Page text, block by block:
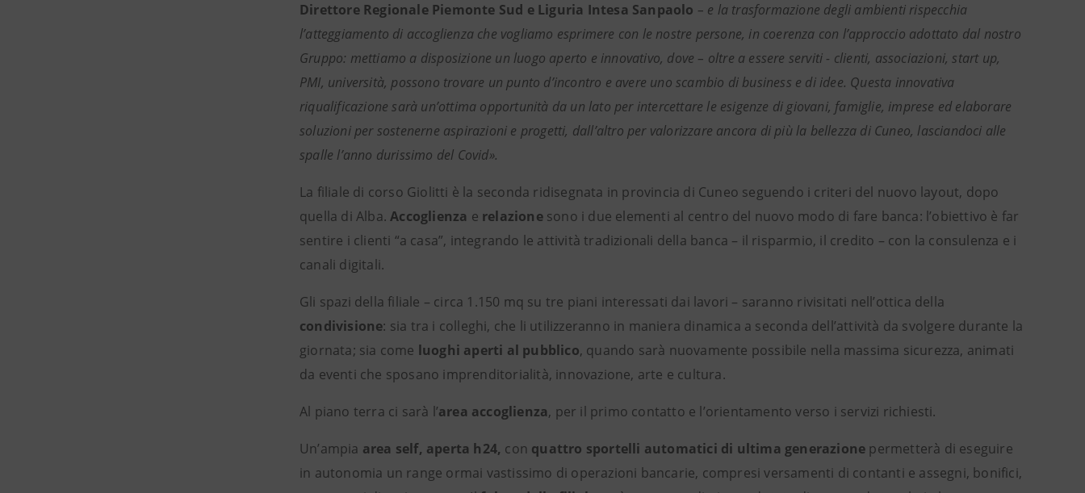
Direttore Regionale Piemonte Sud e Liguria Intesa Sanpaolo – e la trasformazione degli ambienti rispecchia
l’atteggiamento di accoglienza che vogliamo esprimere con le nostre persone, in coerenza con l’approccio adottato dal nostro
Gruppo: mettiamo a disposizione un luogo aperto e innovativo, dove – oltre a essere serviti - clienti, associazioni, start up,
PMI, università, possono trovare un punto d’incontro e avere uno scambio di business e di idee. Questa innovativa
riqualificazione sarà un’ottima opportunità da un lato per intercettare le esigenze di giovani, famiglie, imprese ed elaborare
soluzioni per sostenerne aspirazioni e progetti, dall’altro per valorizzare ancora di più la bellezza di Cuneo, lasciandoci alle
spalle l’anno durissimo del Covid».
La filiale di corso Giolitti è la seconda ridisegnata in provincia di Cuneo seguendo i criteri del nuovo layout, dopo
quella di Alba. Accoglienza e relazionesono i due elementi al centro del nuovo modo di fare banca: l’obiettivo è far
sentire i clienti “a casa”, integrando le attività tradizionali della banca – il risparmio, il credito – con la consulenza e i
canali digitali.
Gli spazi della filiale – circa 1.150 mq su tre piani interessati dai lavori – saranno rivisitati nell’ottica della
condivisione: sia tra i colleghi, che li utilizzeranno in maniera dinamica a seconda dell’attività da svolgere durante la
giornata; sia come luoghi aperti al pubblico, quando sarà nuovamente possibile nella massima sicurezza, animati
da eventi che sposano imprenditorialità, innovazione, arte e cultura.
Al piano terra ci sarà l’area accoglienza, per il primo contatto e l’orientamento verso i servizi richiesti.
Un’ampia area self, aperta h24, con quattro sportelli automatici di ultima generazione permetterà di eseguire
in autonomia un range ormai vastissimo di operazioni bancarie, compresi versamenti di contanti e assegni, bonifici,